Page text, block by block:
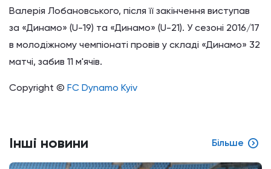
Валерія Лобановcького, після її закінчення виступав
за «Динамо» (U-19) та «Динамо» (U-21). У сезоні 2016/17
в молодіжному чемпіонаті провів у складі «Динамо» 32
матчі, забив 11 м'ячів.
Copyright © FC Dynamo Kyiv
Інші новини Більше